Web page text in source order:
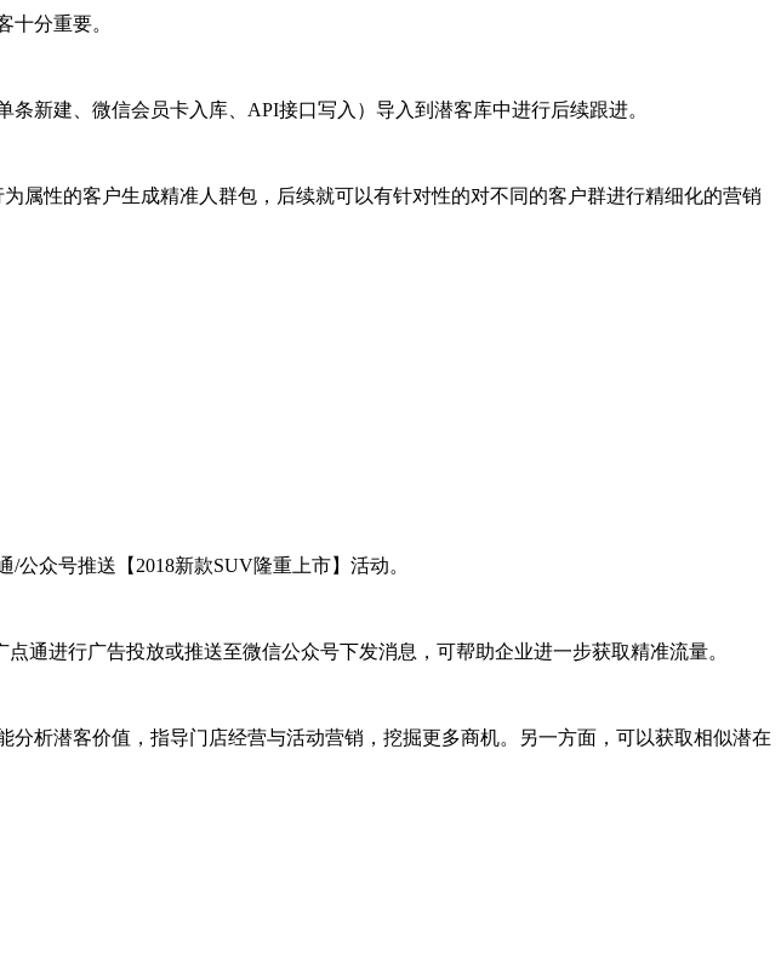
分重要。
建、微信会员卡入库、API接口写入）导入到潜客库中进行后续跟进。
性的客户生成精准人群包，后续就可以有针对性的对不同的客户群进行精细化的营销
众号推送【2018新款SUV隆重上市】活动。
进行广告投放或推送至微信公众号下发消息，可帮助企业进一步获取精准流量。
潜客价值，指导门店经营与活动营销，挖掘更多商机。另一方面，可以获取相似潜在